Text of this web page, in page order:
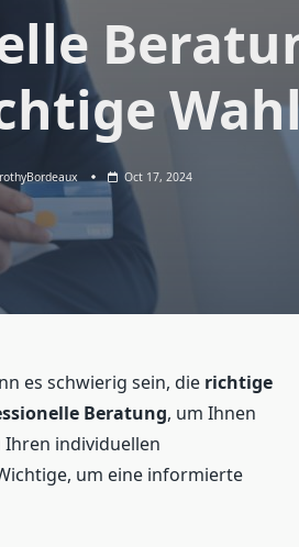
Oct 17, 2024
es schwierig sein, die richtige
Beratung, um Ihnen
Ihren individuellen
um eine informierte